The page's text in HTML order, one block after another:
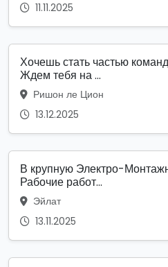
11.11.2025
Хочешь стать частью
Ждем тебя на ...
Ришон ле Цион
13.12.2025
В крупную Электро-
Рабочие работ...
Эйлат
13.11.2025